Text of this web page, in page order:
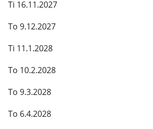
Ti 16.11.2027
To 9.12.2027
Ti 11.1.2028
To 10.2.2028
To 9.3.2028
To 6.4.2028